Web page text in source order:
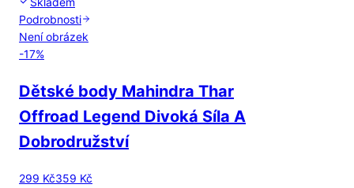
Podrobnosti
Není obrázek
-17%
Dětské body Mahindra Thar
Offroad Legend Divoká Síla A
Dobrodružství
299 Kč359 Kč